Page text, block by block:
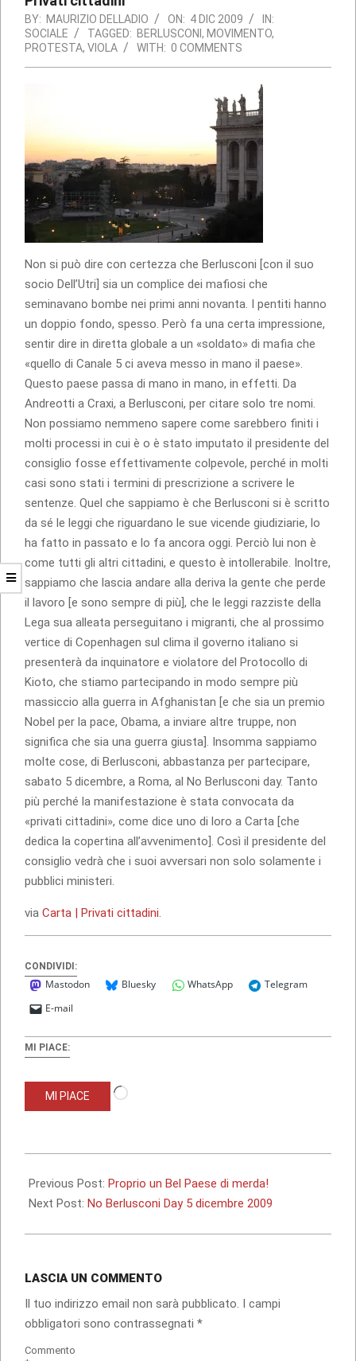
BY: MAURIZIO DELLADIO ON: 4 DIC 2009
IN:
SOCIALE
TAGGED: BERLUSCONI, MOVIMENTO,
PROTESTA, VIOLA WITH: 0 COMMENTS
Non si può dire con certezza che Berlusconi [con il suo
socio Dell’Utri] sia un complice dei mafiosi che
seminavano bombe nei primi anni novanta. I pentiti hanno
un doppio fondo, spesso. Però fa una certa impressione,
sentir dire in diretta globale a un «soldato» di mafia che
«quello di Canale 5 ci aveva messo in mano il paese».
Questo paese passa di mano in mano, in effetti. Da
Andreotti a Craxi, a Berlusconi, per citare solo tre nomi.
Non possiamo nemmeno sapere come sarebbero finiti i
molti processi in cui è o è stato imputato il presidente del
consiglio fosse effettivamente colpevole, perché in molti
casi sono stati i termini di prescrizione a scrivere le
sentenze. Quel che sappiamo è che Berlusconi si è scritto
da sé le leggi che riguardano le sue vicende giudiziarie, lo
ha fatto in passato e lo fa ancora oggi. Perciò lui non è
come tutti gli altri cittadini, e questo è intollerabile. Inoltre,
sappiamo che lascia andare alla deriva la gente che perde
il lavoro [e sono sempre di più], che le leggi razziste della
Lega sua alleata perseguitano i migranti, che al prossimo
vertice di Copenhagen sul clima il governo italiano si
presenterà da inquinatore e violatore del Protocollo di
Kioto, che stiamo partecipando in modo sempre più
massiccio alla guerra in Afghanistan [e che sia un premio
Nobel per la pace, Obama, a inviare altre truppe, non
significa che sia una guerra giusta]. Insomma sappiamo
molte cose, di Berlusconi, abbastanza per partecipare,
sabato 5 dicembre, a Roma, al No Berlusconi day. Tanto
più perché la manifestazione è stata convocata da
«privati cittadini», come dice uno di loro a Carta [che
dedica la copertina all’avvenimento]. Così il presidente del
consiglio vedrà che i suoi avversari non solo solamente i
pubblici ministeri.
via Carta | Privati cittadini
CONDIVIDI:
Mastodon Bluesky WhatsApp
Telegram
E-mail
MI PIACE:
MI PIACE
12-
04
Previous Post: Proprio un Bel Paese di merda!
Next Post: No Berlusconi Day 5 dicembre 2009
LASCIA UN COMMENTO
Il tuo indirizzo email non sarà pubblicato. I campi
obbligatori sono contrassegnati *
Commento